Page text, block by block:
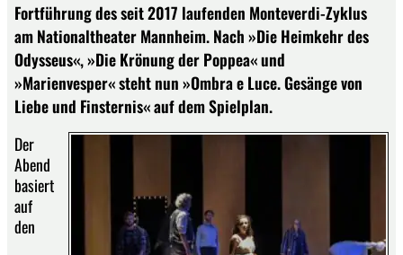
Fortführung des seit 2017 laufenden Monteverdi-Zyklus
am Nationaltheater Mannheim. Nach »Die Heimkehr des
Odysseus«, »Die Krönung der Poppea« und
»Marienvesper« steht nun »Ombra e Luce. Gesänge von
Liebe und Finsternis« auf dem Spielplan.
Der
Abend
basiert
auf
den